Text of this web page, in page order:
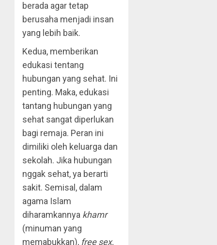
berada agar tetap
berusaha menjadi insan
yang lebih baik.
Kedua, memberikan
edukasi tentang
hubungan yang sehat. Ini
penting. Maka, edukasi
tantang hubungan yang
sehat sangat diperlukan
bagi remaja. Peran ini
dimiliki oleh keluarga dan
sekolah. Jika hubungan
nggak sehat, ya berarti
sakit. Semisal, dalam
agama Islam
diharamkannya khamr
(minuman yang
memabukkan), free sex,